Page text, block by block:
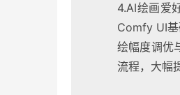
4.AI绘画爱
Comfy UI基
绘幅度调优
流程，大幅